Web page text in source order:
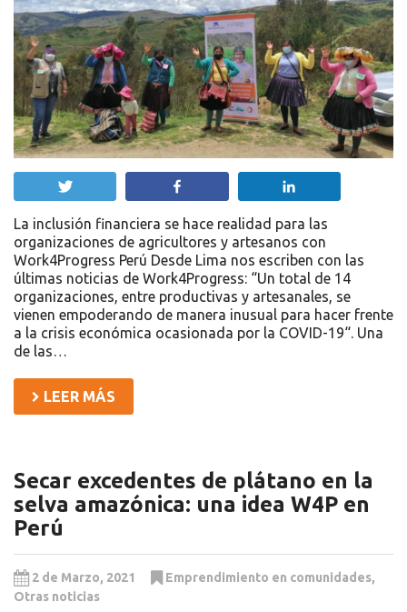
La inclusión financiera se hace realidad para las
organizaciones de agricultores y artesanos con
Work4Progress Perú Desde Lima nos escriben con las
últimas noticias de Work4Progress: “Un total de 14
organizaciones, entre productivas y artesanales, se
vienen empoderando de manera inusual para hacer frente
a la crisis económica ocasionada por la COVID-19“. Una
de las…
LEER MÁS
Secar excedentes de plátano en la
selva amazónica: una idea W4P en
Perú
2 de Marzo, 2021 Emprendimiento en comunidades,
Otras noticias